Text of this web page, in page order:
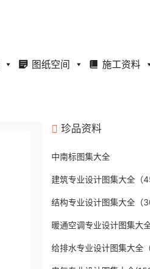
图纸空间 施工资料
珍品资料
中南标图集大全
建筑专业设计图集大全（
结构专业设计图集大全（
暖通空调专业设计图集大
给排水专业设计图集大全